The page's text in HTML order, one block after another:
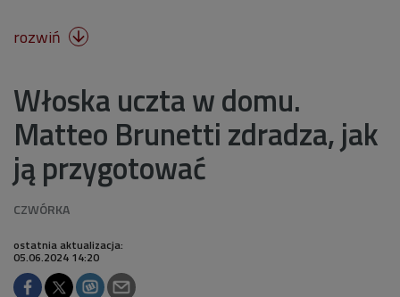
rozwiń 
Włoska uczta w domu.
Matteo Brunetti zdradza, jak
ją przygotować
ostatnia aktualizacja:
05.06.2024 14:20